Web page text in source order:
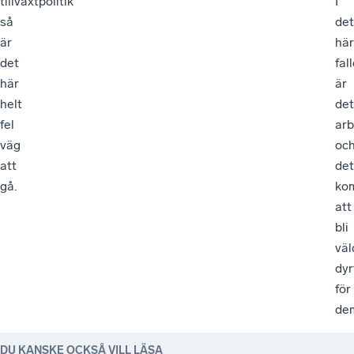
så
är
det
här
helt
fel
väg
att
gå.
det
här
är
det
det
att
bli
för
DU KANSKE OCKSÅ VILL LÄSA